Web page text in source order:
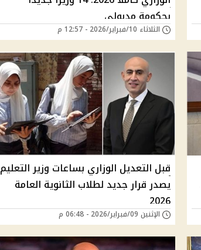
بحكومة مدبولي
الثلاثاء 10/فبراير/2026 - 12:57 م
قبل التعديل الوزاري بساعات وزير التعليم
يصدر قرار جديد لطلاب الثانوية العامة
2026
الإثنين 09/فبراير/2026 - 06:48 م